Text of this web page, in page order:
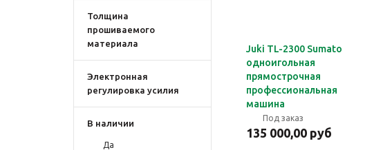
Толщина
прошиваемого
материала
Электронная
регулировка усилия
В наличии
Да
Juki TL-2300 Sumato
одноигольная
прямострочная
профессиональная
машина
Под заказ
135 000,00 руб